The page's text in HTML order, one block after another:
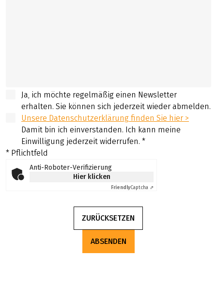
Ja, ich möchte regelmäßig einen Newsletter
erhalten. Sie können sich jederzeit wieder abmelden.
Unsere Datenschutzerklärung finden Sie hier >
Damit bin ich einverstanden. Ich kann meine
Einwilligung jederzeit widerrufen. *
* Pflichtfeld
Anti-Roboter-Verifizierung
Hier klicken
FriendlyCaptcha ⇗
ZURÜCKSETZEN
ABSENDEN